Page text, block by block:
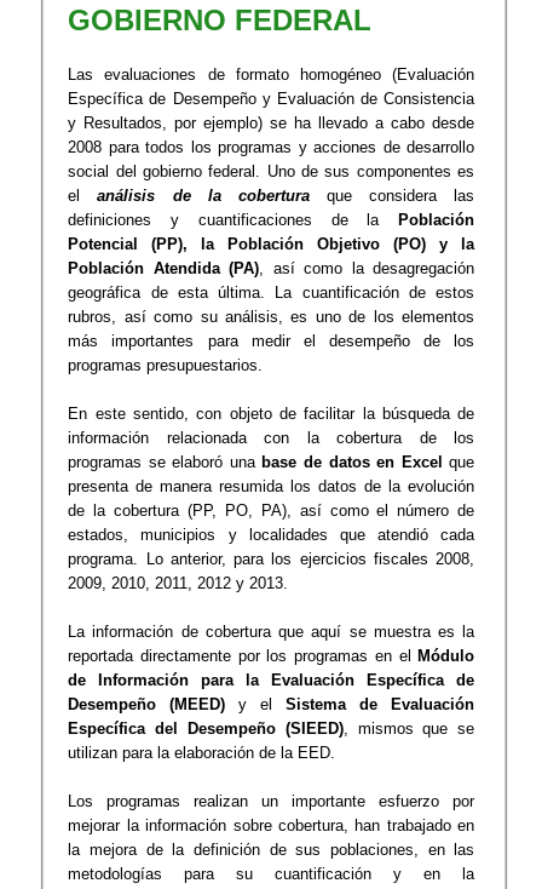
GOBIERNO FEDERAL
Las evaluaciones de formato homogéneo (Evaluación
Específica de Desempeño y Evaluación de Consistencia
y Resultados, por ejemplo) se ha llevado a cabo desde
2008 para todos los programas y acciones de desarrollo
social del gobierno federal. Uno de sus componentes es
elanálisis de la coberturaque considera las
definiciones y cuantificaciones de la
Población
Potencial (PP), la Población Objetivo (PO) y la
Población Atendida (PA), así como la desagregación
geográfica de esta última. La cuantificación de estos
rubros, así como su análisis, es uno de los elementos
más importantes para medir el desempeño de los
programas presupuestarios.
En este sentido, con objeto de facilitar la búsqueda de
información relacionada con la cobertura de los
programas se elaboró una base de datos en Excelque
presenta de manera resumida los datos de la evolución
de la cobertura (PP, PO, PA), así como el número de
estados, municipios y localidades que atendió cada
programa. Lo anterior, para los ejercicios fiscales 2008,
2009, 2010, 2011, 2012 y 2013.
La información de cobertura que aquí se muestra es la
reportada directamente por los programas en el
Módulo
de Información para la Evaluación Específica de
Desempeño (MEED)y elSistema de Evaluación
Específica del Desempeño (SIEED), mismos que se
utilizan para la elaboración de la EED.
Los programas realizan un importante esfuerzo por
mejorar la información sobre cobertura, han trabajado en
la mejora de la definición de sus poblaciones, en las
metodologías para su cuantificación y en la